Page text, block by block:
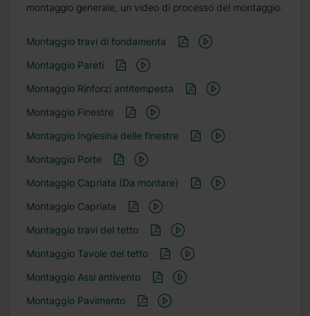
montaggio generale, un video di processo del montaggio.
Montaggio travi di fondamenta
Montaggio Pareti
Montaggio Rinforzi antitempesta
Montaggio Finestre
Montaggio Inglesina delle finestre
Montaggio Porte
Montaggio Capriata (Da montare)
Montaggio Capriata
Montaggio travi del tetto
Montaggio Tavole del tetto
Montaggio Assi antivento
Montaggio Pavimento